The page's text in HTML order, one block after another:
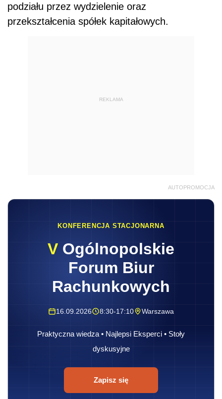
podziału przez wydzielenie oraz
przekształcenia spółek kapitałowych.
REKLAMA
AUTOPROMOCJA
KONFERENCJA STACJONARNA
V Ogólnopolskie
Forum Biur
Rachunkowych
16.09.2026 8:30-17:10 Warszawa
Praktyczna wiedza • Najlepsi Eksperci • Stoły
dyskusyjne
Zapisz się